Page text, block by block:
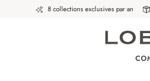
8 collections exclusives par an